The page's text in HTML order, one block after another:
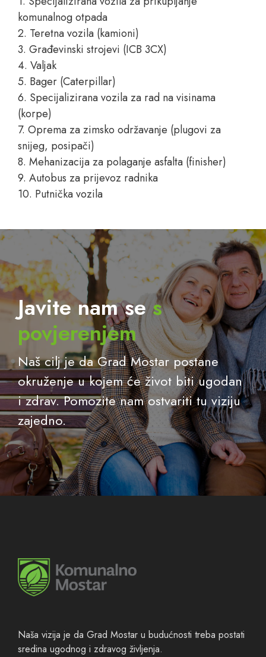
komunalnog otpada
2. Teretna vozila (kamioni)
3. Građevinski strojevi (ICB 3CX)
4. Valjak
5. Bager (Caterpillar)
6. Specijalizirana vozila za rad na visinama
(korpe)
7. Oprema za zimsko održavanje (plugovi za
snijeg, posipači)
8. Mehanizacija za polaganje asfalta (finisher)
9. Autobus za prijevoz radnika
10. Putnička vozila
Javite nam ses
povjerenjem
Naš cilj je da Grad Mostar postane
okruženje u kojem će život biti ugodan
i zdrav. Pomozite nam ostvariti tu viziju
zajedno.
Naša vizija je da Grad Mostar u budućnosti treba postati
sredina ugodnog i zdravog življenja.